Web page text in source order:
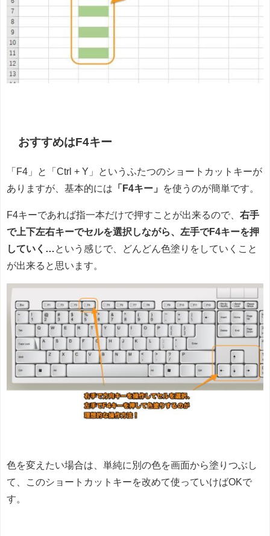
おすすめはF4キー
「F4」と「Ctrl + Y」というふたつのショートカットキーが
ありますが、基本的には 「F4キー」 を使うのが簡単です。
F4キーであれば指一本だけで押すことが出来るので、 右手
で上下左右キーでセルを選択しながら、左手でF4キーを押
していく…
という感じで、どんどん色塗りをしていくこと
が出来ると思います。
色を変えたい場合は、単純に別の色を画面から塗りつぶし
て、このショートカットキーを改めて使っていけばOKで
す。